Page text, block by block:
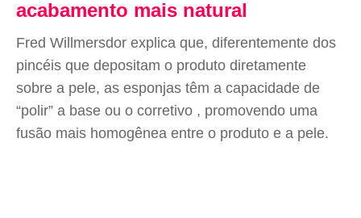
acabamento mais natural
Fred Willmersdor explica que, diferentemente dos
pincéis que depositam o produto diretamente
sobre a pele, as esponjas têm a capacidade de
“polir” a base ou o corretivo , promovendo uma
fusão mais homogênea entre o produto e a pele.